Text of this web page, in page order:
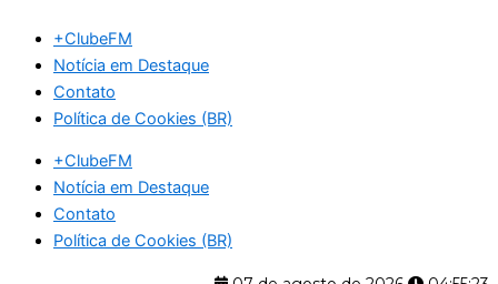
para
conteúdo
+ClubeFM
Notícia em Destaque
Contato
Política de Cookies (BR)
+ClubeFM
Notícia em Destaque
Contato
Política de Cookies (BR)